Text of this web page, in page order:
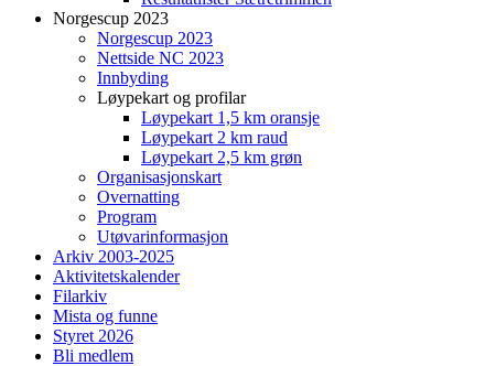
Norgescup 2023
Norgescup 2023
Nettside NC 2023
Innbyding
Løypekart og profilar
Løypekart 1,5 km oransje
Løypekart 2 km raud
Løypekart 2,5 km grøn
Organisasjonskart
Overnatting
Program
Utøvarinformasjon
Arkiv 2003-2025
Aktivitetskalender
Filarkiv
Mista og funne
Styret 2026
Bli medlem